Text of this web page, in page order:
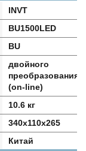
INVT
BU1500LED
BU
двойного
преобразования
(on-line)
10.6 кг
340х110х265
Китай